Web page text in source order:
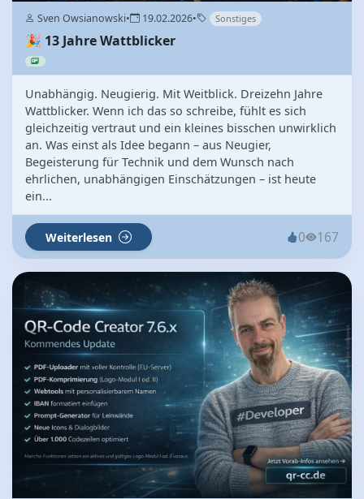
Sven Owsianowski• 19.02.2026• Sonstiges
🎉 13 Jahre Wattblicker
Unabhängig. Neugierig. Mit Weitblick. Dreizehn Jahre
Wattblicker. Wenn ich das so schreibe, fühlt es sich
gleichzeitig vertraut und ein kleines bisschen unwirklich
an. Was einst als Idee begann – aus Neugier,
Begeisterung für Technik und dem Wunsch nach
ehrlichen, unabhängigen Einschätzungen – ist heute
ein...
Weiterlesen 0 167